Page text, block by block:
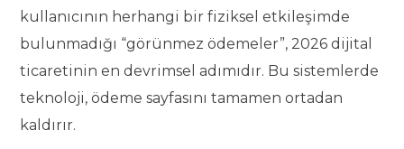
kullanıcının herhangi bir fiziksel etkileşimde
bulunmadığı “görünmez ödemeler”, 2026 dijital
ticaretinin en devrimsel adımıdır. Bu sistemlerde
teknoloji, ödeme sayfasını tamamen ortadan
kaldırır.